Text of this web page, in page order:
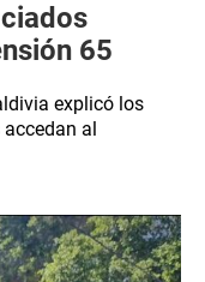
65
explicó los
al